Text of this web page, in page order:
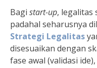
Bagi start-up, legalitas
padahal seharusnya
Strategi Legalitas
disesuaikan dengan
fase awal (validasi